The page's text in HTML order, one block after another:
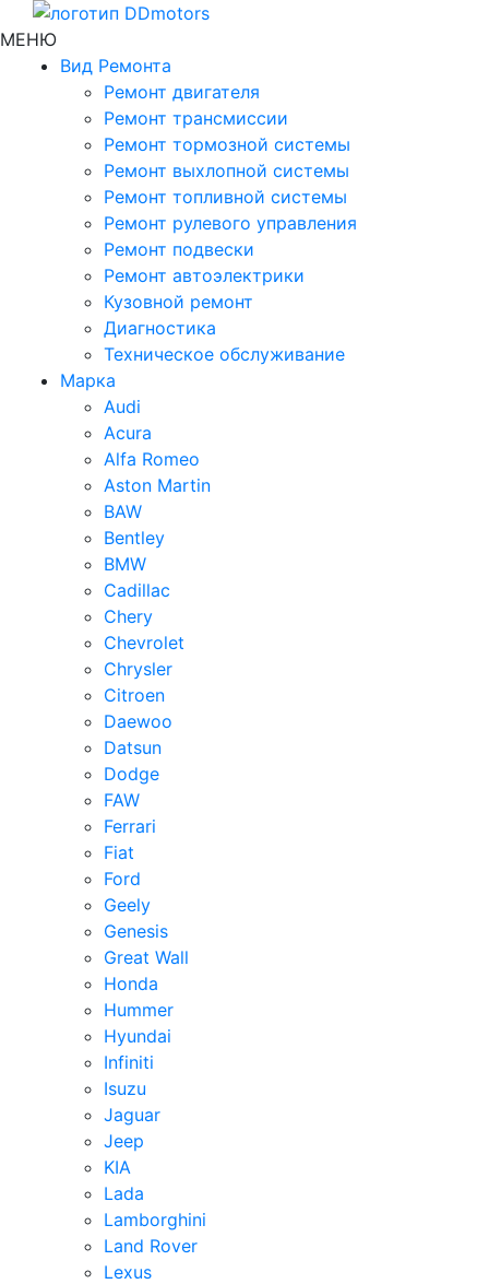
МЕНЮ
Вид Ремонта
Ремонт двигателя
Ремонт трансмиссии
Ремонт тормозной системы
Ремонт выхлопной системы
Ремонт топливной системы
Ремонт рулевого управления
Ремонт подвески
Ремонт автоэлектрики
Кузовной ремонт
Диагностика
Техническое обслуживание
Марка
Audi
Acura
Alfa Romeo
Aston Martin
BAW
Bentley
BMW
Cadillac
Chery
Chevrolet
Chrysler
Citroen
Daewoo
Datsun
Dodge
FAW
Ferrari
Fiat
Ford
Geely
Genesis
Great Wall
Honda
Hummer
Hyundai
Infiniti
Isuzu
Jaguar
Jeep
KIA
Lada
Lamborghini
Land Rover
Lexus